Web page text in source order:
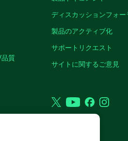
質
ディスカッションフォー
製品のアクティブ化
サポートリクエスト
サイトに関するご意見
TwitterYouTubeFacebook